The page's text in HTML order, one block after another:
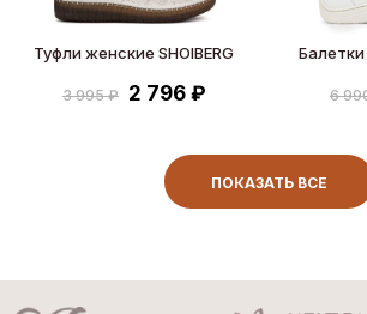
Туфли женские SHOIBERG
3 995 ₽ 2 796 ₽
Балетки
6
ПОКАЗАТЬ ВСЕ